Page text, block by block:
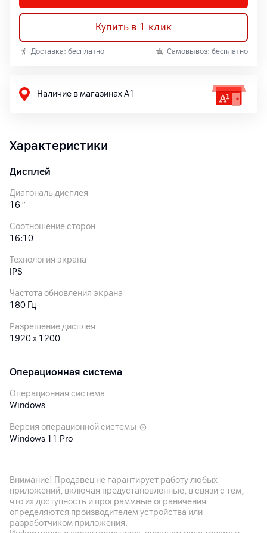
Купить в 1 клик
Доставка: бесплатно Самовывоз: бесплатно
Наличие в магазинах А1
Характеристики
Дисплей
Диагональ дисплея
16 ″
Соотношение сторон
16:10
Технология экрана
IPS
Частота обновления экрана
180 Гц
Разрешение дисплея
1920 x 1200
Операционная система
Операционная система
Windows
Версия операционной системы
Windows 11 Pro
Процессор
Intel Core i5
Модель процессора
Внимание! Продавец не гарантирует работу любых
приложений, включая предустановленные, в связи с тем,
что их доступность и программные ограничения
определяются производителем устройства или
разработчиком приложения.